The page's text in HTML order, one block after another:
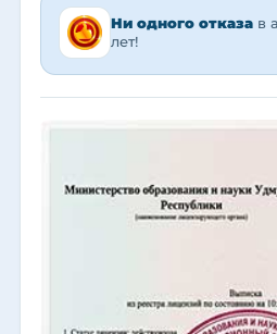
Ни одного отказа в
лет!